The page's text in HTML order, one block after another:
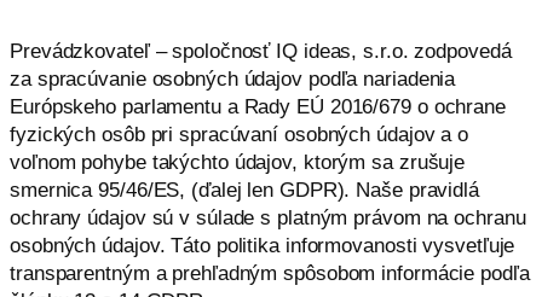
Prevádzkovateľ – spoločnosť IQ ideas, s.r.o. zodpovedá
za spracúvanie osobných údajov podľa nariadenia
Európskeho parlamentu a Rady EÚ 2016/679 o ochrane
fyzických osôb pri spracúvaní osobných údajov a o
voľnom pohybe takýchto údajov, ktorým sa zrušuje
smernica 95/46/ES, (ďalej len GDPR). Naše pravidlá
ochrany údajov sú v súlade s platným právom na ochranu
osobných údajov. Táto politika informovanosti vysvetľuje
transparentným a prehľadným spôsobom informácie podľa